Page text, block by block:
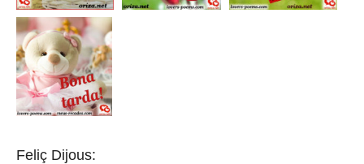
Feliç Dijous: